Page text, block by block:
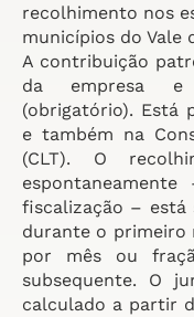
recolhimento nos
municípios do Vale
A contribuição
da empresa e
(obrigatório). Está
e também na
(CLT). O
fiscalização –
durante o primeiro
por mês ou
subsequente. O
calculado a partir